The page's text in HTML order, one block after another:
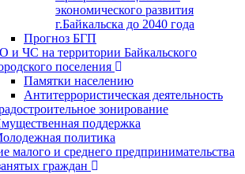
экономического развития
г.Байкальска до 2040 года
Прогноз БГП
и ЧС на территории Байкальского
поселения
Памятки населению
Антитеррористическая деятельность
зонирование
поддержка
политика
малого и среднего предпринимательства
граждан